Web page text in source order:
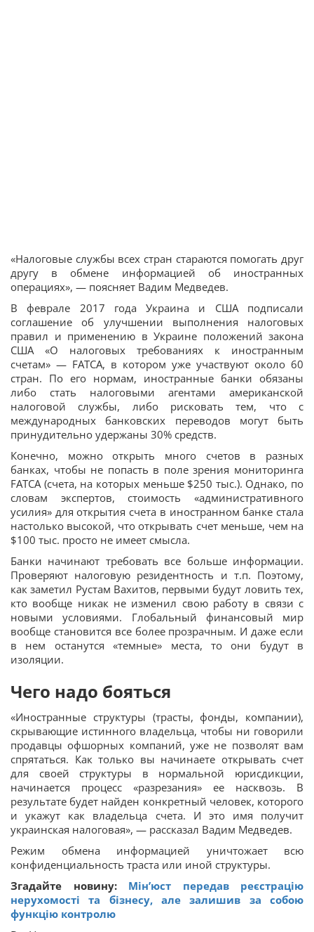
«Налоговые службы всех стран стараются помогать друг
другу в обмене информацией об иностранных
операциях», — поясняет Вадим Медведев.
В феврале 2017 года Украина и США подписали
соглашение об улучшении выполнения налоговых
правил и применению в Украине положений закона
США «О налоговых требованиях к иностранным
счетам» — FATCA, в котором уже участвуют около 60
стран. По его нормам, иностранные банки обязаны
либо стать налоговыми агентами американской
налоговой службы, либо рисковать тем, что с
международных банковских переводов могут быть
принудительно удержаны 30% средств.
Конечно, можно открыть много счетов в разных
банках, чтобы не попасть в поле зрения мониторинга
FATCA (счета, на которых меньше $250 тыс.). Однако, по
словам экспертов, стоимость «административного
усилия» для открытия счета в иностранном банке стала
настолько высокой, что открывать счет меньше, чем на
$100 тыс. просто не имеет смысла.
Банки начинают требовать все больше информации.
Проверяют налоговую резидентность и т.п. Поэтому,
как заметил Рустам Вахитов, первыми будут ловить тех,
кто вообще никак не изменил свою работу в связи с
новыми условиями. Глобальный финансовый мир
вообще становится все более прозрачным. И даже если
в нем останутся «темные» места, то они будут в
изоляции.
Чего надо бояться
«Иностранные структуры (трасты, фонды, компании),
скрывающие истинного владельца, чтобы ни говорили
продавцы офшорных компаний, уже не позволят вам
спрятаться. Как только вы начинаете открывать счет
для своей структуры в нормальной юрисдикции,
начинается процесс «разрезания» ее насквозь. В
результате будет найден конкретный человек, которого
и укажут как владельца счета. И это имя получит
украинская налоговая», — рассказал Вадим Медведев.
Режим обмена информацией уничтожает всю
конфиденциальность траста или иной структуры.
Згадайте новину: Мін’юст передав реєстрацію
нерухомості та бізнесу, але залишив за собою
функцію контролю